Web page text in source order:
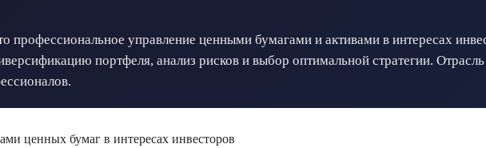
профессиональное управление ценными бумагами и активами в интересах
портфеля, анализ рисков и выбор оптимальной стратегии.
ценных бумаг в интересах инвесторов